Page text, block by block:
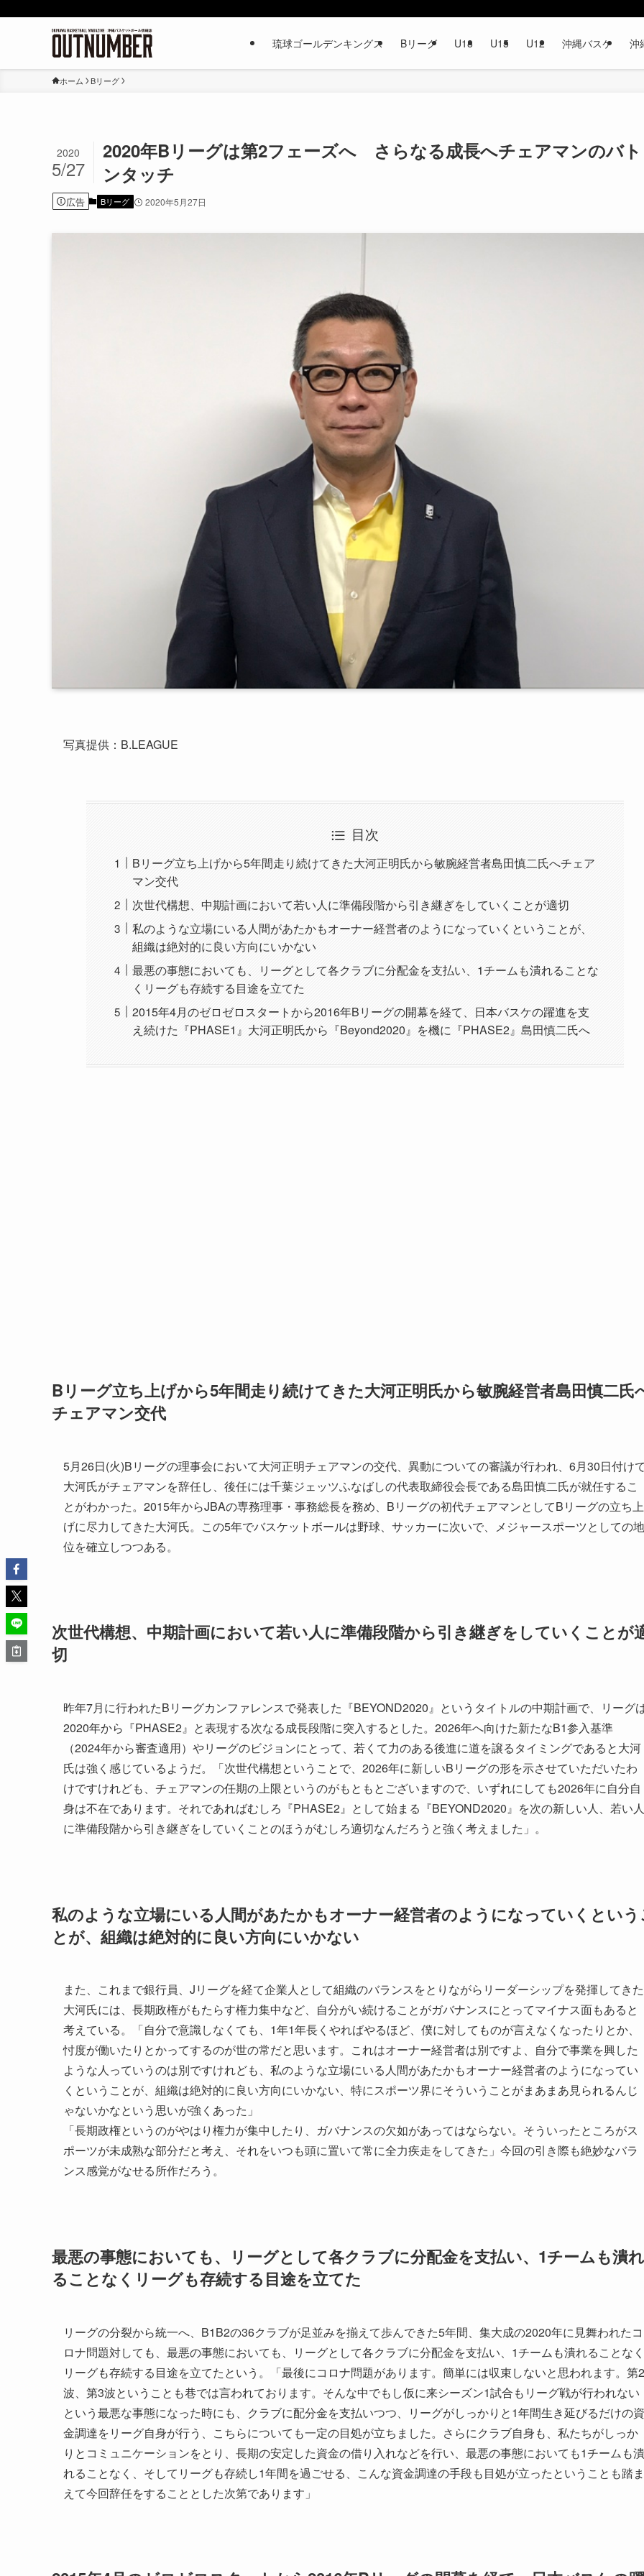
琉球ゴールデンキングス Bリーグ U18 U15 U12 沖縄バスケ 沖
ホーム Bリーグ
2020年Bリーグは第2フェーズへ さらなる成長へチェアマンのバト
ンタッチ
2020
5/27
広告 Bリーグ 2020年5月27日
写真提供：B.LEAGUE
目次
Bリーグ立ち上げから5年間走り続けてきた大河正明氏から敏腕経営者島田慎二氏へチェア
マン交代
次世代構想、中期計画において若い人に準備段階から引き継ぎをしていくことが適切
私のような立場にいる人間があたかもオーナー経営者のようになっていくということが、
組織は絶対的に良い方向にいかない
最悪の事態においても、リーグとして各クラブに分配金を支払い、1チームも潰れることな
くリーグも存続する目途を立てた
2015年4月のゼロゼロスタートから2016年Bリーグの開幕を経て、日本バスケの躍進を支
え続けた『PHASE1』大河正明氏から『Beyond2020』を機に『PHASE2』島田慎二氏へ
Bリーグ立ち上げから5年間走り続けてきた大河正明氏から敏腕経営者島田慎二氏
チェアマン交代
5月26日(火)Bリーグの理事会において大河正明チェアマンの交代、異動についての審議が行われ、6月30日付け
大河氏がチェアマンを辞任し、後任には千葉ジェッツふなばしの代表取締役会長である島田慎二氏が就任するこ
とがわかった。2015年からJBAの専務理事・事務総長を務め、Bリーグの初代チェアマンとしてBリーグの立ち上
げに尽力してきた大河氏。この5年でバスケットボールは野球、サッカーに次いで、メジャースポーツとしての地
位を確立しつつある。
次世代構想、中期計画において若い人に準備段階から引き継ぎをしていくことが
切
昨年7月に行われたBリーグカンファレンスで発表した『BEYOND2020』というタイトルの中期計画で、リーグ
2020年から『PHASE2』と表現する次なる成長段階に突入するとした。2026年へ向けた新たなB1参入基準
（2024年から審査適用）やリーグのビジョンにとって、若くて力のある後進に道を譲るタイミングであると大河
氏は強く感じているようだ。「次世代構想ということで、2026年に新しいBリーグの形を示させていただいたわ
けですけれども、チェアマンの任期の上限というのがもともとございますので、いずれにしても2026年に自分自
身は不在であります。それであればむしろ『PHASE2』として始まる『BEYOND2020』を次の新しい人、若い人
に準備段階から引き継ぎをしていくことのほうがむしろ適切なんだろうと強く考えました」。
私のような立場にいる人間があたかもオーナー経営者のようになっていくという
とが、組織は絶対的に良い方向にいかない
また、これまで銀行員、Jリーグを経て企業人として組織のバランスをとりながらリーダーシップを発揮してきた
大河氏には、長期政権がもたらす権力集中など、自分がい続けることがガバナンスにとってマイナス面もあると
考えている。「自分で意識しなくても、1年1年長くやればやるほど、僕に対してものが言えなくなったりとか、
忖度が働いたりとかってするのが世の常だと思います。これはオーナー経営者は別ですよ、自分で事業を興した
ような人っていうのは別ですけれども、私のような立場にいる人間があたかもオーナー経営者のようになってい
くということが、組織は絶対的に良い方向にいかない、特にスポーツ界にそういうことがまあまあ見られるんじ
ゃないかなという思いが強くあった」
「長期政権というのがやはり権力が集中したり、ガバナンスの欠如があってはならない。そういったところがス
ポーツが未成熟な部分だと考え、それをいつも頭に置いて常に全力疾走をしてきた」今回の引き際も絶妙なバラ
ンス感覚がなせる所作だろう。
最悪の事態においても、リーグとして各クラブに分配金を支払い、1チームも潰れ
ることなくリーグも存続する目途を立てた
リーグの分裂から統一へ、B1B2の36クラブが足並みを揃えて歩んできた5年間、集大成の2020年に見舞われたコ
ロナ問題対しても、最悪の事態においても、リーグとして各クラブに分配金を支払い、1チームも潰れることなく
リーグも存続する目途を立てたという。「最後にコロナ問題があります。簡単には収束しないと思われます。第2
波、第3波ということも巷では言われております。そんな中でもし仮に来シーズン1試合もリーグ戦が行われない
という最悪な事態になった時にも、クラブに配分金を支払いつつ、リーグがしっかりと1年間生き延びるだけの資
金調達をリーグ自身が行う、こちらについても一定の目処が立ちました。さらにクラブ自身も、私たちがしっか
りとコミュニケーションをとり、長期の安定した資金の借り入れなどを行い、最悪の事態においても1チームも潰
れることなく、そしてリーグも存続し1年間を過ごせる、こんな資金調達の手段も目処が立ったということも踏ま
えて今回辞任をすることとした次第であります」